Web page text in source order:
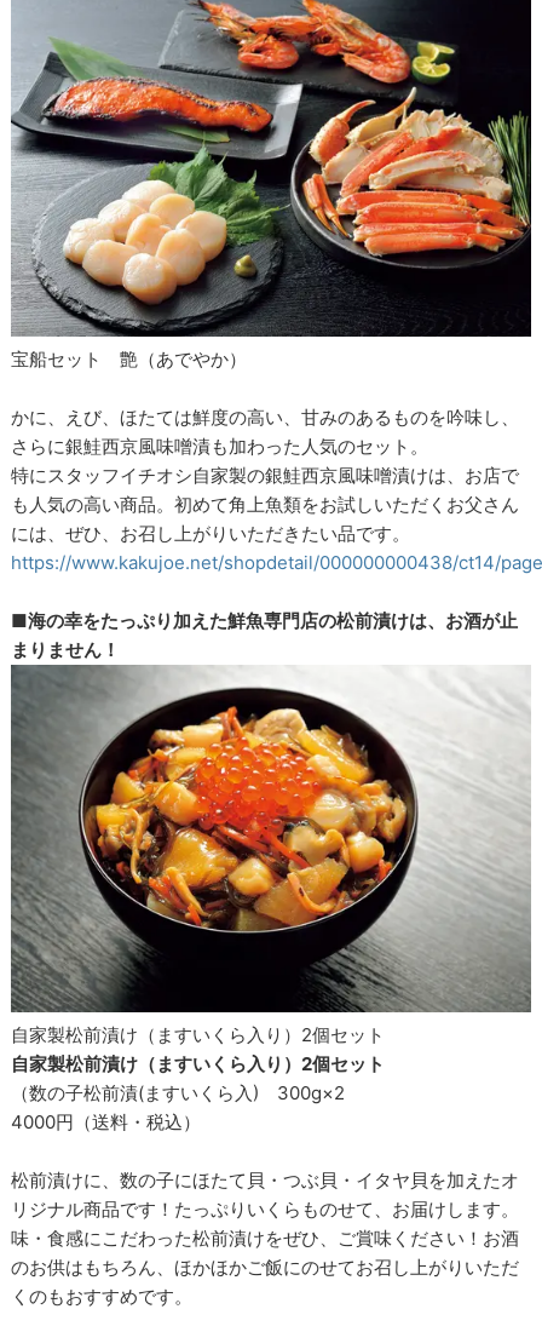
宝船セット 艶（あでやか）
かに、えび、ほたては鮮度の高い、甘みのあるものを吟味し、
さらに銀鮭西京風味噌漬も加わった人気のセット。
特にスタッフイチオシ自家製の銀鮭西京風味噌漬けは、お店で
も人気の高い商品。初めて角上魚類をお試しいただくお父さん
には、ぜひ、お召し上がりいただきたい品です。
https://www.kakujoe.net/shopdetail/000000000438/ct14/
■海の幸をたっぷり加えた鮮魚専門店の松前漬けは、お酒が止
まりません！
自家製松前漬け（ますいくら入り）2個セット
自家製松前漬け（ますいくら入り）2個セット
（数の子松前漬(ますいくら入) 300g×2
4000円（送料・税込）
松前漬けに、数の子にほたて貝・つぶ貝・イタヤ貝を加えたオ
リジナル商品です！たっぷりいくらものせて、お届けします。
味・食感にこだわった松前漬けをぜひ、ご賞味ください！お酒
のお供はもちろん、ほかほかご飯にのせてお召し上がりいただ
くのもおすすめです。